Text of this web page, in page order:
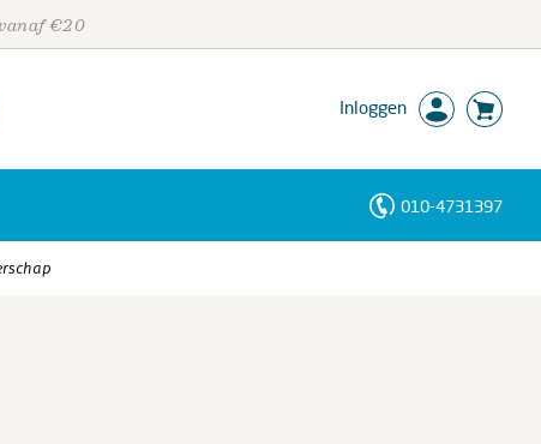
€20
Inloggen
010-4731397
Personen